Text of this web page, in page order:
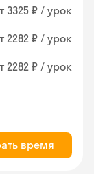
3325 ₽ / урок
2282 ₽ / урок
2282 ₽ / урок
время